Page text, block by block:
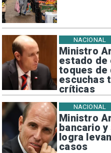
Ministro
estado de
toques de
escuchas
críticas
NACIONAL
Ministro
bancario
logra
casos
NACIONAL